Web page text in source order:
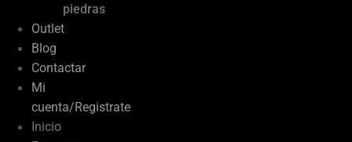
piedras
Outlet
Blog
Contactar
Mi
cuenta/Registrate
Inicio